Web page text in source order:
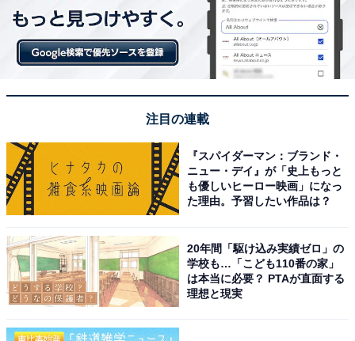
楽天トラベルでクーポン祭を見る
※掲載されている情報は記事公開時のものです。あらか
すると、売上の一部がオールアバウトに還元されること
があります。
この記事の執筆者：
いもの部
Amazonのセール商品から売れ筋ランキングまで、毎日のお買いも
のがもっと楽しく、もっとお得になる情報をお届け。編集部員によ
注目の連載
『スパイダーマン：ブランド・
ニュー・デイ』が「史上もっと
も優しいヒーロー映画」になっ
た理由。予習したい作品は？
20年間「駆け込み実績ゼロ」の
学校も…「こども110番の家」
は本当に必要？ PTAが直面する
理想と現実